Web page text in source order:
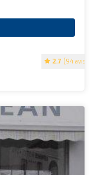
2.7 (94 avis)